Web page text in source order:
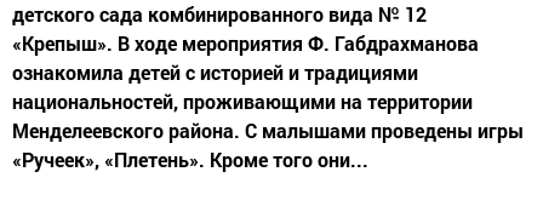
детского сада комбинированного вида № 12
«Крепыш». В ходе мероприятия Ф. Габдрахманова
ознакомила детей с историей и традициями
национальностей, проживающими на территории
Менделеевского района. С малышами проведены игры
«Ручеек», «Плетень». Кроме того они...